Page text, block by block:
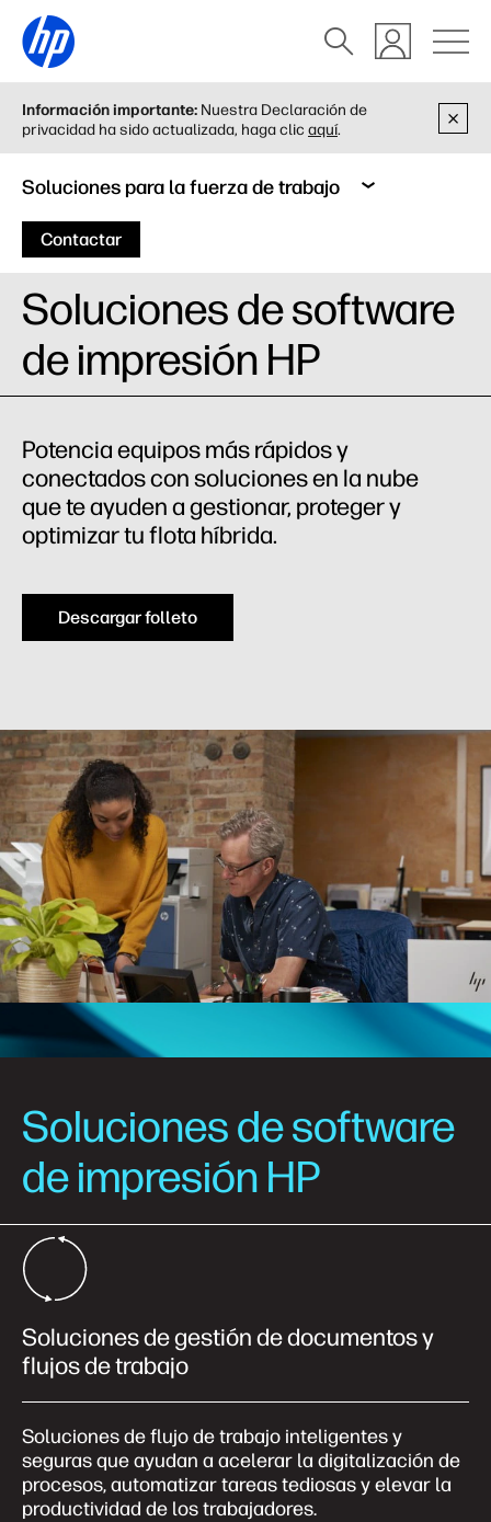
Información importante: Nuestra Declaración de
privacidad ha sido actualizada, haga clic aquí.
Soluciones para la fuerza de trabajo
Contactar
Soluciones de software
de impresión HP
Potencia equipos más rápidos y
conectados con soluciones en la nube
que te ayuden a gestionar, proteger y
optimizar tu flota híbrida.
Descargar folleto
Soluciones de software
de impresión HP
Soluciones de gestión de documentos y
flujos de trabajo
Soluciones de flujo de trabajo inteligentes y
seguras que ayudan a acelerar la digitalización de
procesos, automatizar tareas tediosas y elevar la
productividad de los trabajadores.